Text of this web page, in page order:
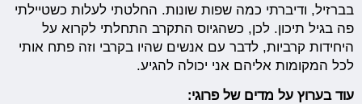
בברזיל, ודיברתי כמה שפות שונות. החלטתי לעלות כשטיילתי
פה בגיל תיכון. לכן, כשהגיוס התקרב התחלתי לקרוא על
היחידות קרביות, לדבר עם אנשים שהיו בקרבי וזה פתח אותי
לכל המקומות אליהם אני יכולה להגיע.
עוד בערוץ על מדים של פרוגי: